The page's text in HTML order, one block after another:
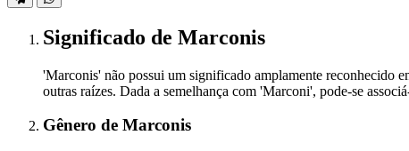
Significado de Marconis
'Marconis' não possui um significado amplamente reconhecido
outras raízes. Dada a semelhança com 'Marconi', pode-se
Gênero de Marconis